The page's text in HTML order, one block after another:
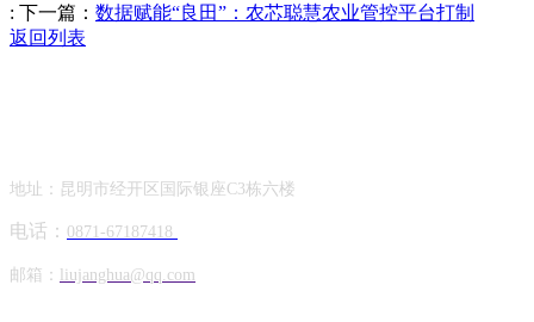
: 下一篇： 数据赋能“良田”：农芯聪慧农业管控平台打制
返回列表
地址：昆明市经开区国际银座C3栋六楼
电话： 0871-67187418
邮箱： liujanghua@qq.com